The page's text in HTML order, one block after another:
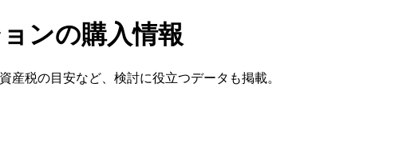
ンの購入情報
産税の目安など、検討に役立つデータも掲載。